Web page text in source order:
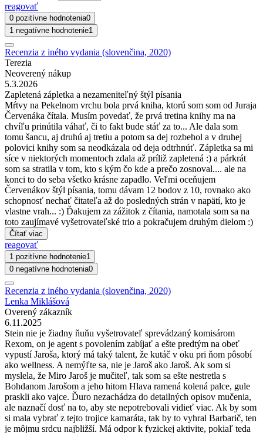
reagovať
0 pozitívne hodnotenia0
1 negatívne hodnotenie1
Recenzia z iného vydania (slovenčina, 2020)
Terezia
Neoverený nákup
5.3.2026
Zapletená zápletka a nezameniteľný štýl písania
Mŕtvy na Pekelnom vrchu bola prvá kniha, ktorú som som od Juraja
Červenáka čítala. Musím povedať, že prvá tretina knihy ma na
chvíľu prinútila váhať, či to fakt bude stáť za to... Ale dala som
tomu šancu, aj druhú aj tretiu a potom sa dej rozbehol a v druhej
polovici knihy som sa neodkázala od deja odtrhnúť. Zápletka sa mi
síce v niektorých momentoch zdala až príliž zapletená :) a párkrát
som sa stratila v tom, kto s kým čo kde a prečo zosnoval.... ale na
konci to do seba všetko krásne zapadlo. Veľmi oceňujem
Červenákov štýl písania, tomu dávam 12 bodov z 10, rovnako ako
schopnosť nechať čitateľa až do posledných strán v napätí, kto je
vlastne vrah... :) Ďakujem za zážitok z čítania, namotala som sa na
toto zaujímavé vyšetrovateľské trio a pokračujem druhým dielom :)
Čítať viac
reagovať
1 pozitívne hodnotenie1
0 negatívne hodnotenia0
Recenzia z iného vydania (slovenčina, 2020)
Lenka Miklášová
Overený zákazník
6.11.2025
Stein nie je žiadny ňuňu vyšetrovateľ sprevádzaný komisárom
Rexom, on je agent s povolením zabíjať a ešte predtým na obeť
vypustí Jaroša, ktorý má taký talent, že kutáč v oku pri ňom pôsobí
ako wellness. A nemýľte sa, nie je Jaroš ako Jaroš. Ak som si
myslela, že Miro Jaroš je mučiteľ, tak som sa ešte nestretla s
Bohdanom Jarošom a jeho hitom Hlava ramená kolená palce, gule
praskli ako vajce. Ďuro nezachádza do detailných opisov mučenia,
ale naznačí dosť na to, aby ste nepotrebovali vidieť viac. Ak by som
si mala vybrať z tejto trojice kamaráta, tak by to vyhral Barbarič, ten
je môjmu srdcu najbližší. Má odpor k fyzickej aktivite, pokiaľ teda